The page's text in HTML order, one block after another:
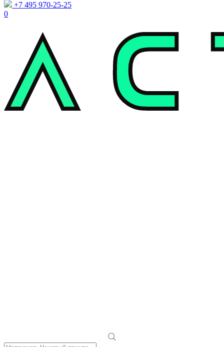
+7 495 970-25-25
0